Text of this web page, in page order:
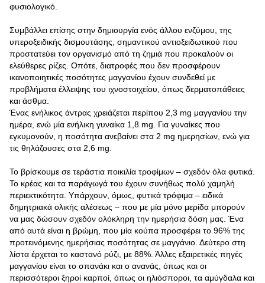
φυσιολογικό.
Συμβάλλει επίσης στην δημιουργία ενός άλλου ενζύμου, της
υπεροξειδικής δισμουτάσης, σημαντικού αντιοξειδωτικού που
προστατεύει τον οργανισμό από τη ζημιά που προκαλούν οι
ελεύθερες ρίζες. Οπότε, διατροφές που δεν προσφέρουν
ικανοποιητικές ποσότητες μαγγανίου έχουν συνδεθεί με
προβλήματα έλλειψης του ιχνοστοιχείου, όπως δερματοπάθειες
και άσθμα.
Ένας ενήλικος άντρας χρειάζεται περίπου 2,3 mg μαγγανίου την
ημέρα, ενώ μία ενήλικη γυναίκα 1,8 mg. Για γυναίκες που
εγκυμονούν, η ποσότητα ανεβαίνει στα 2 mg ημερησίων, ενώ για
τις θηλάζουσες στα 2,6 mg.
Το βρίσκουμε σε τεράστια ποικιλία τροφίμων – σχεδόν όλα φυτικά.
Το κρέας και τα παράγωγά του έχουν συνήθως πολύ χαμηλή
περιεκτικότητα. Υπάρχουν, όμως, φυτικά τρόφιμα – ειδικά
δημητριακά ολικής αλέσεως – που με μία μόνο μερίδα μπορούν
να μας δώσουν σχεδόν ολόκληρη την ημερήσια δόση μας. Ένα
από αυτά είναι η βρώμη, που μία κούπα προσφέρει το 96% της
προτεινόμενης ημερήσιας ποσότητας σε μαγγάνιο. Δεύτερο στη
λίστα έρχεται το καστανό ρύζι, με 88%. Άλλες εξαιρετικές πηγές
μαγγανίου είναι το σπανάκι και ο ανανάς, όπως και οι
περισσότεροι ξηροί καρποί, όπως οι ηλιόσποροι, τα αμύγδαλα και